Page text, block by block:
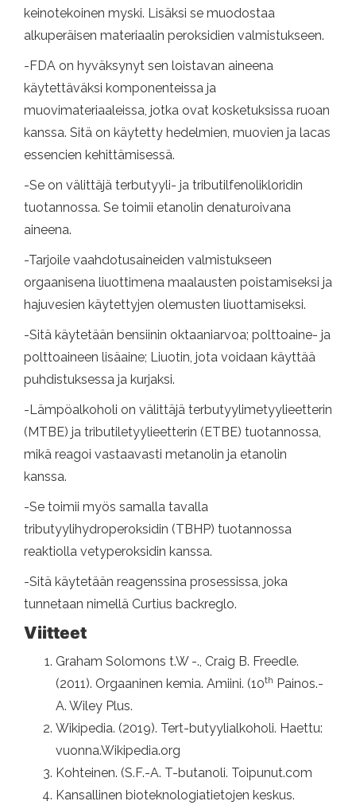
keinotekoinen myski. Lisäksi se muodostaa
alkuperäisen materiaalin peroksidien valmistukseen.
-FDA on hyväksynyt sen loistavan aineena
käytettäväksi komponenteissa ja
muovimateriaaleissa, jotka ovat kosketuksissa ruoan
kanssa. Sitä on käytetty hedelmien, muovien ja lacas
essencien kehittämisessä.
-Se on välittäjä terbutyyli- ja tributilfenolikloridin
tuotannossa. Se toimii etanolin denaturoivana
aineena.
-Tarjoile vaahdotusaineiden valmistukseen
orgaanisena liuottimena maalausten poistamiseksi ja
hajuvesien käytettyjen olemusten liuottamiseksi.
-Sitä käytetään bensiinin oktaaniarvoa; polttoaine- ja
polttoaineen lisäaine; Liuotin, jota voidaan käyttää
puhdistuksessa ja kurjaksi.
-Lämpöalkoholi on välittäjä terbutyylimetyylieetterin
(MTBE) ja tributiletyylieetterin (ETBE) tuotannossa,
mikä reagoi vastaavasti metanolin ja etanolin
kanssa.
-Se toimii myös samalla tavalla
tributyylihydroperoksidin (TBHP) tuotannossa
reaktiolla vetyperoksidin kanssa.
-Sitä käytetään reagenssina prosessissa, joka
tunnetaan nimellä Curtius backreglo.
Viitteet
Graham Solomons t.W -., Craig B. Freedle.
(2011). Orgaaninen kemia. Amiini. (10th Painos.-
A. Wiley Plus.
Wikipedia. (2019). Tert-butyylialkoholi. Haettu:
vuonna.Wikipedia.org
Kohteinen. (S.F.-A. T-butanoli. Toipunut.com
Kansallinen bioteknologiatietojen keskus.